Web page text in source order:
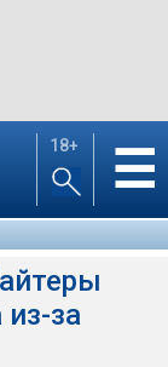
18+ ☰
из-за